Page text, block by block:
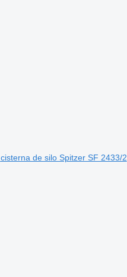
cisterna de silo Spitzer SF 2433/2